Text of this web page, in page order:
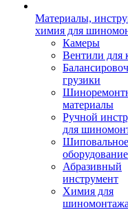
Материалы,
химия для
Камеры
Вентили для
грузики
материалы
Ручной
для
Шиповальное
оборудование
Абразивный
инструмент
Химия для
шиномонтажа